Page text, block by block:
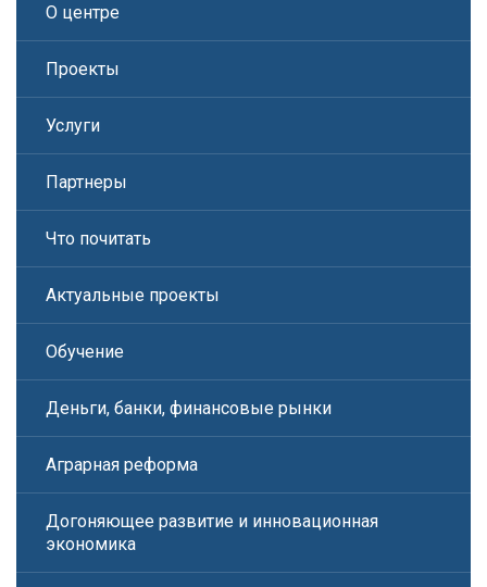
О центре
Проекты
Услуги
Партнеры
Что почитать
Актуальные проекты
Обучение
Деньги, банки, финансовые рынки
Аграрная реформа
Догоняющее развитие и инновационная
экономика